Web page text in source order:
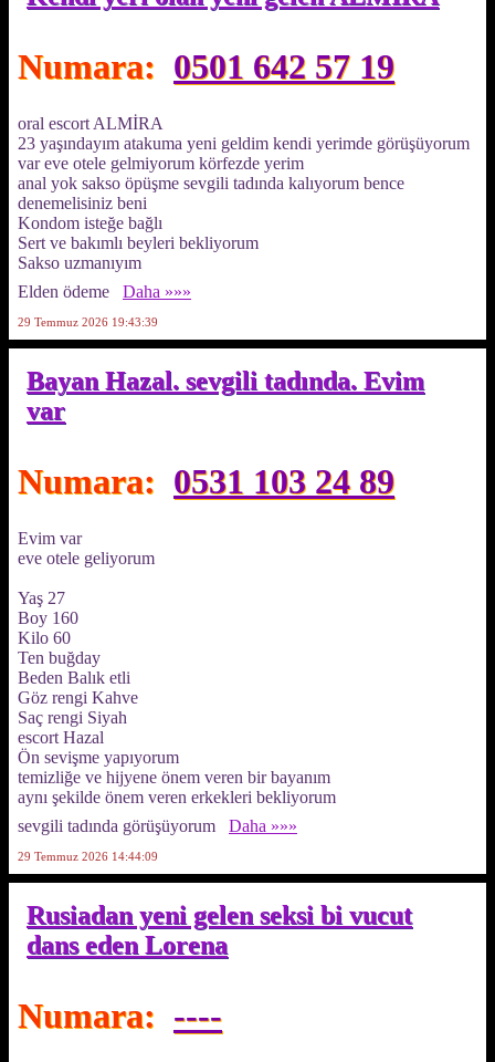
Numara: 0501 642 57 19
oral escort ALMİRA
23 yaşındayım atakuma yeni geldim kendi yerimde görüşüyorum
var eve otele gelmiyorum körfezde yerim
anal yok sakso öpüşme sevgili tadında kalıyorum bence
denemelisiniz beni
Kondom isteğe bağlı
Sert ve bakımlı beyleri bekliyorum
Sakso uzmanıyım
Elden ödeme
Daha »»»
29 Temmuz 2026 19:43:39
Bayan Hazal. sevgili tadında. Evim
var
Numara: 0531 103 24 89
Evim var
eve otele geliyorum
Yaş 27
Boy 160
Kilo 60
Ten buğday
Beden Balık etli
Göz rengi Kahve
Saç rengi Siyah
escort Hazal
Ön sevişme yapıyorum
temizliğe ve hijyene önem veren bir bayanım
aynı şekilde önem veren erkekleri bekliyorum
sevgili tadında görüşüyorum
Daha »»»
29 Temmuz 2026 14:44:09
Rusiadan yeni gelen seksi bi vucut
dans eden Lorena
Numara: ----